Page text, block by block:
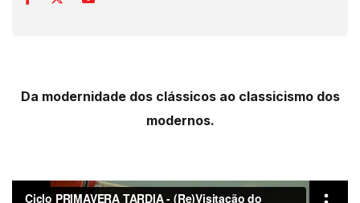
Da modernidade dos clássicos ao classicismo dos
modernos.